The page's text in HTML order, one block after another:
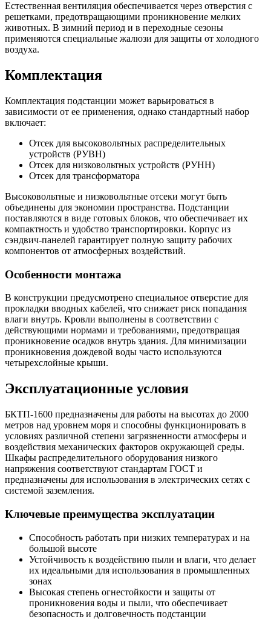
Естественная вентиляция обеспечивается через отверстия с
решетками, предотвращающими проникновение мелких
животных. В зимний период и в переходные сезоны
применяются специальные жалюзи для защиты от холодного
воздуха.
Комплектация
Комплектация подстанции может варьироваться в
зависимости от ее применения, однако стандартный набор
включает:
Отсек для высоковольтных распределительных
устройств (РУВН)
Отсек для низковольтных устройств (РУНН)
Отсек для трансформатора
Высоковольтные и низковольтные отсеки могут быть
объединены для экономии пространства. Подстанции
поставляются в виде готовых блоков, что обеспечивает их
компактность и удобство транспортировки. Корпус из
сэндвич-панелей гарантирует полную защиту рабочих
компонентов от атмосферных воздействий.
Особенности монтажа
В конструкции предусмотрено специальное отверстие для
прокладки вводных кабелей, что снижает риск попадания
влаги внутрь. Кровли выполнены в соответствии с
действующими нормами и требованиями, предотвращая
проникновение осадков внутрь здания. Для минимизации
проникновения дождевой воды часто используются
четырехслойные крыши.
Эксплуатационные условия
БКТП-1600 предназначены для работы на высотах до 2000
метров над уровнем моря и способны функционировать в
условиях различной степени загрязненности атмосферы и
воздействия механических факторов окружающей среды.
Шкафы распределительного оборудования низкого
напряжения соответствуют стандартам ГОСТ и
предназначены для использования в электрических сетях с
системой заземления.
Ключевые преимущества эксплуатации
Способность работать при низких температурах и на
большой высоте
Устойчивость к воздействию пыли и влаги, что делает
их идеальными для использования в промышленных
зонах
Высокая степень огнестойкости и защиты от
проникновения воды и пыли, что обеспечивает
безопасность и долговечность подстанции